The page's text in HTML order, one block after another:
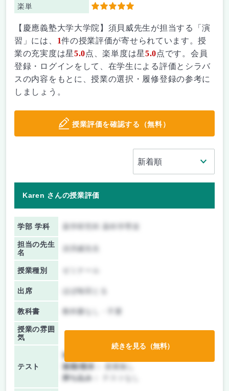
楽単 5
【慶應義塾大学大学院】須貝威先生が担当する「演
習」には、 1件の授業評価が寄せられています。授
業の充実度は星5.0点、楽単度は星5.0点です。会員
登録・ログインをして、在学生による評価とシラバ
スの内容をもとに、授業の選択・履修登録の参考に
しましょう。
授業評価を確認する（無料）
Karen さんの授業評価
学部 学科
担当の先生
名
須貝威先生
授業種別
出席 ほぼ毎回とる
教科書 教科書なし・不要
授業の雰囲
気
テスト
前期/中間：
後期/期末：
授業無し
持ち込み：
続きを見る（無料）